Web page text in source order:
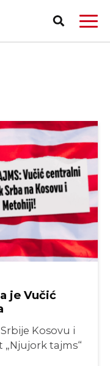
je Vučić
Kosovu i
„Njujork tajms“